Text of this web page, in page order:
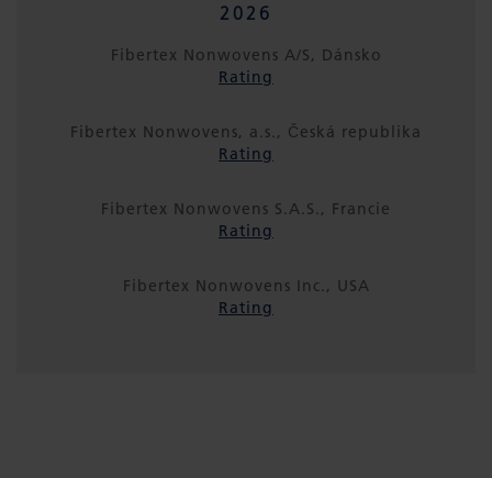
2026
Fibertex Nonwovens A/S, Dánsko
Rating
Fibertex Nonwovens, a.s., Česká republika
Rating
Fibertex Nonwovens S.A.S., Francie
Rating
Fibertex Nonwovens Inc., USA
Rating